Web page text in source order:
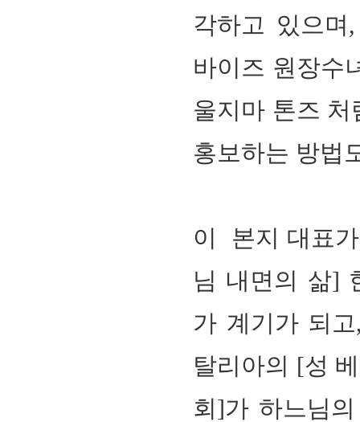
각하고 있으며
바이즈 원장수
울지마 톤즈
홍보하는 방법
이
본지 대표
님 내면의 삶]
가 계기가 되고
탈리아의 [성
회]가 하느님